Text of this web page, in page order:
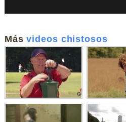
Másvideos chistosos